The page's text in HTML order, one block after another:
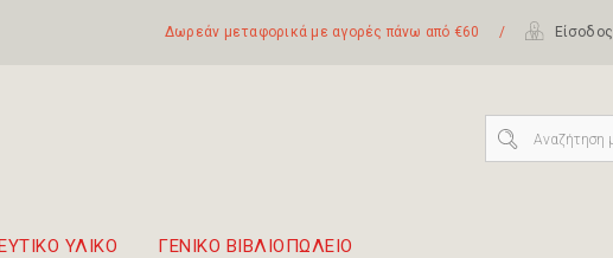
Δωρεάν μεταφορικά με αγορές πάνω από €60 / Είσοδος
ΥΛΙΚΟ ΓΕΝΙΚΟ ΒΙΒΛΙΟΠΩΛΕΙΟ